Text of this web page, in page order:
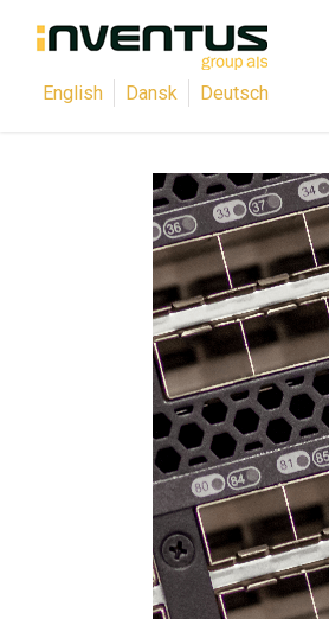
English Dansk Deutsch